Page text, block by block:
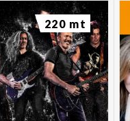
220 mt